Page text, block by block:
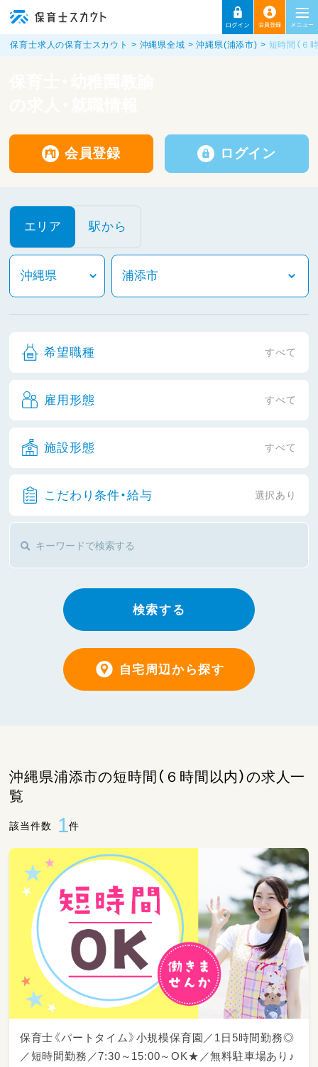
保育士求人の保育士スカウト 沖縄県全域 沖縄県(浦添市) 短時間（６
会員登録 ログイン
エリア 駅から
希望職種 すべて
雇用形態 すべて
施設形態 すべて
こだわり条件・給与 選択あり
検索する
自宅周辺から探す
沖縄県浦添市の短時間（６時間以内）の求人一
覧
該当件数 1件
保育士《パートタイム》小規模保育園／1日5時間勤務◎
／短時間勤務／7:30～15:00～OK★／無料駐車場あり♪